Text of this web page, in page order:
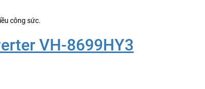
công sức.
VH-8699HY3